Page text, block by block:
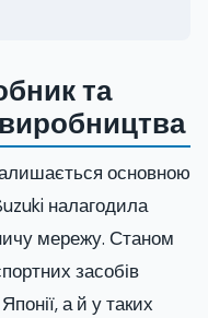
та
основною
налагодила
мережу. Станом
засобів
а й у таких